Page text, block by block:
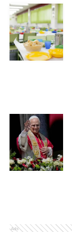
Ads